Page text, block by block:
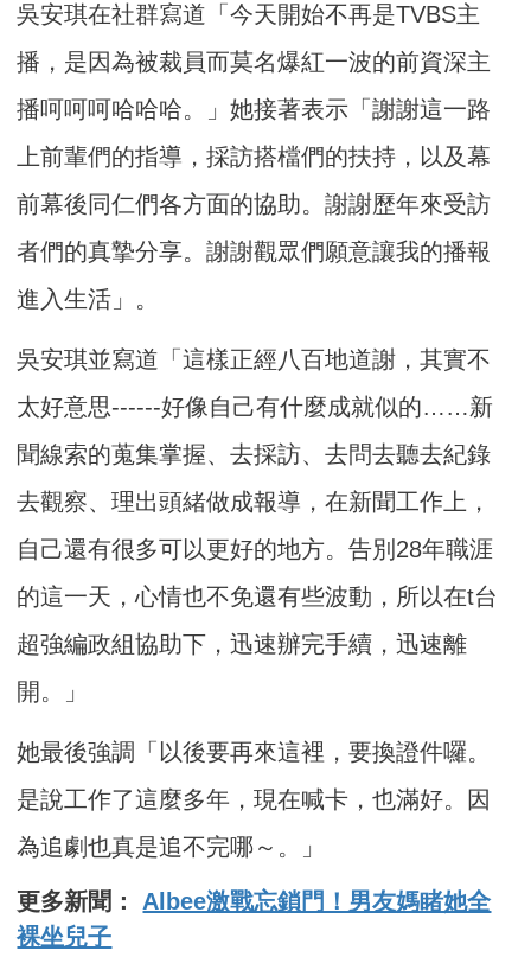
吳安琪在社群寫道「今天開始不再是TVBS主
播，是因為被裁員而莫名爆紅一波的前資深主
播呵呵呵哈哈哈。」她接著表示「謝謝這一路
上前輩們的指導，採訪搭檔們的扶持，以及幕
前幕後同仁們各方面的協助。謝謝歷年來受訪
者們的真摯分享。謝謝觀眾們願意讓我的播報
進入生活」。
吳安琪並寫道「這樣正經八百地道謝，其實不
太好意思------好像自己有什麼成就似的……新
聞線索的蒐集掌握、去採訪、去問去聽去紀錄
去觀察、理出頭緒做成報導，在新聞工作上，
自己還有很多可以更好的地方。告別28年職涯
的這一天，心情也不免還有些波動，所以在t台
超強編政組協助下，迅速辦完手續，迅速離
開。」
她最後強調「以後要再來這裡，要換證件囉。
是說工作了這麼多年，現在喊卡，也滿好。因
為追劇也真是追不完哪～。」
更多新聞：Albee激戰忘鎖門！男友媽睹她全
裸坐兒子